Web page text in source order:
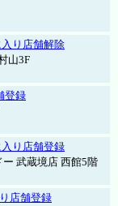
り店舗解除
山3F
登録
り店舗登録
武蔵境店 西館5階
店舗登録